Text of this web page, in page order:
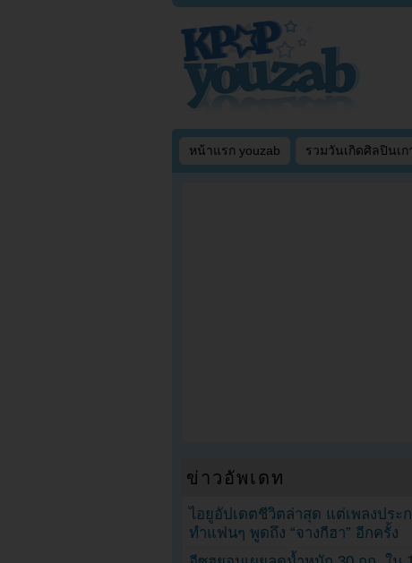
หน้าแรก youzab รวมวันเกิดศิลปินเก
ข่าวอัพเดท
ไอยูอัปเดตชีวิตล่าสุด แต่เพลงประ
ทำแฟนๆ พูดถึง “จางกีฮา” อีกครั้ง